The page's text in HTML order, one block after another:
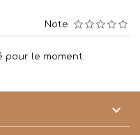
Note
pour le moment.
